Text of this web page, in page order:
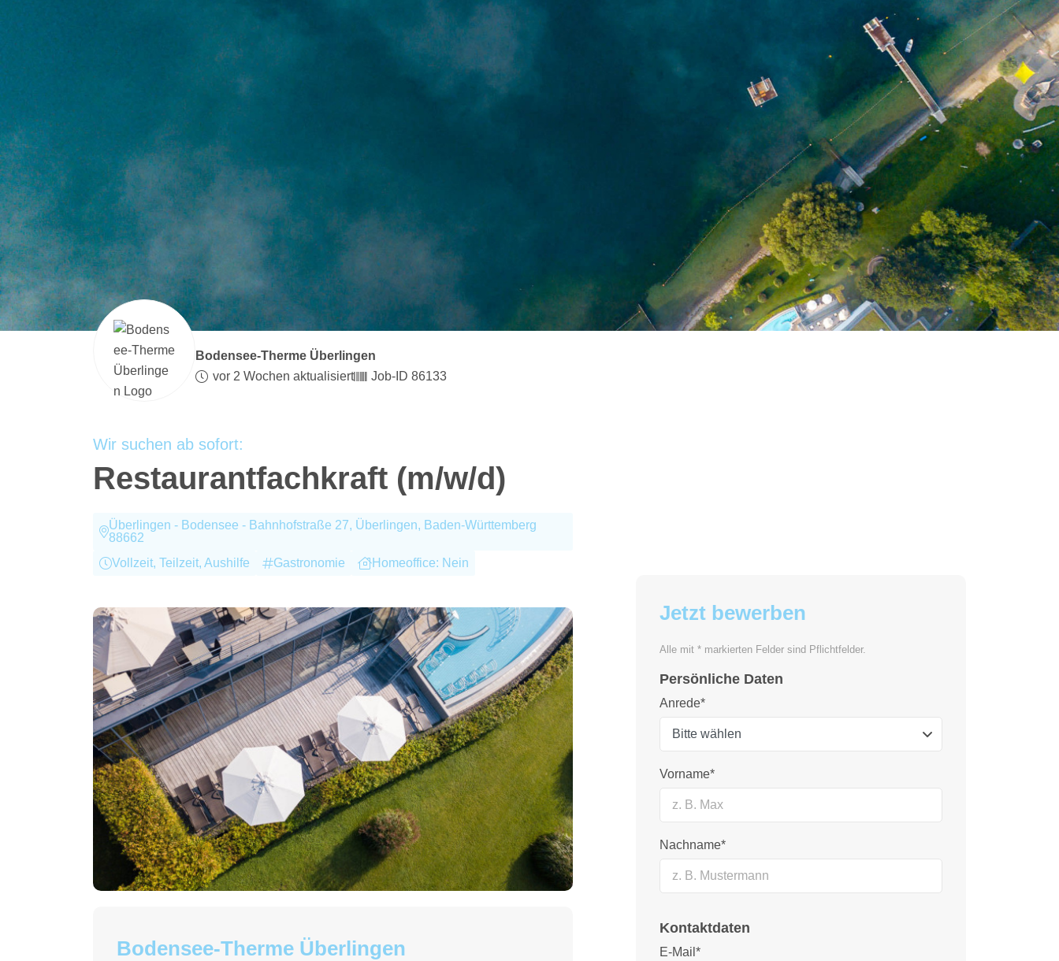
Bodensee-Therme Überlingen
vor 2 Wochen aktualisiert
Job-ID 86133
Wir suchen ab sofort:
Restaurantfachkraft (m/w/d)
Überlingen - Bodensee - Bahnhofstraße 27, Überlingen, Baden-Württemberg
88662
Vollzeit, Teilzeit, Aushilfe
Gastronomie Homeoffice: Nein
Bodensee-Therme Überlingen
Jetzt bewerben
Alle mit * markierten Felder sind Pflichtfelder.
Persönliche Daten
Anrede*
Vorname*
Nachname*
Kontaktdaten
E-Mail*